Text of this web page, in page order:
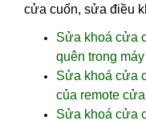
cửa cuốn, sửa điều
Sửa khoá cửa
quên trong máy
Sửa khoá cửa
của remote
Sửa khoá cửa